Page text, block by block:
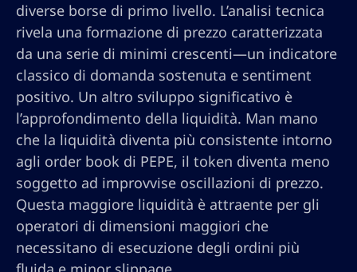
diverse borse di primo livello. L’analisi tecnica
rivela una formazione di prezzo caratterizzata
da una serie di minimi crescenti—un indicatore
classico di domanda sostenuta e sentiment
positivo. Un altro sviluppo significativo è
l’approfondimento della liquidità. Man mano
che la liquidità diventa più consistente intorno
agli order book di PEPE, il token diventa meno
soggetto ad improvvise oscillazioni di prezzo.
Questa maggiore liquidità è attraente per gli
operatori di dimensioni maggiori che
necessitano di esecuzione degli ordini più